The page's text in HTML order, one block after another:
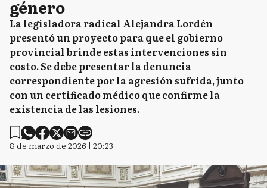
género
La legisladora radical Alejandra Lordén
presentó un proyecto para que el gobierno
provincial brinde estas intervenciones sin
costo. Se debe presentar la denuncia
correspondiente por la agresión sufrida, junto
con un certificado médico que confirme la
existencia de las lesiones.
8 de marzo de 2026 | 20:23